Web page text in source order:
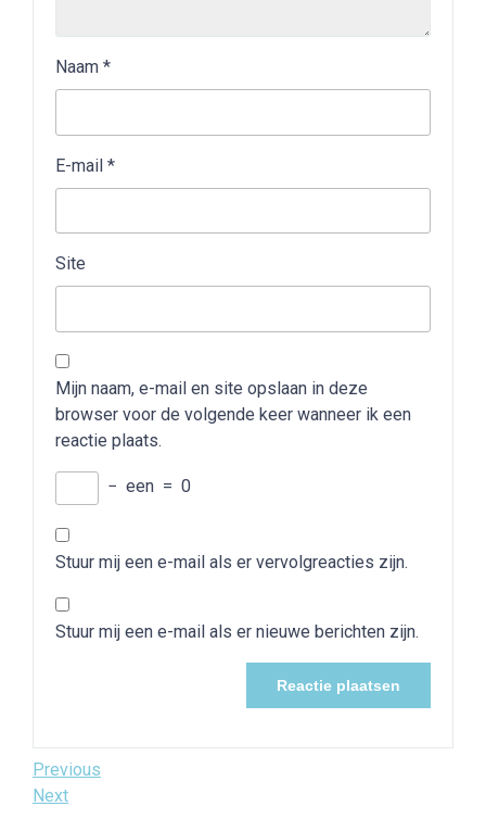
Naam *
E-mail *
Site
Mijn naam, e-mail en site opslaan in deze
browser voor de volgende keer wanneer ik een
reactie plaats.
− een = 0
Stuur mij een e-mail als er vervolgreacties zijn.
Stuur mij een e-mail als er nieuwe berichten zijn.
Bericht
Previous
Post
Previous
Next
Next